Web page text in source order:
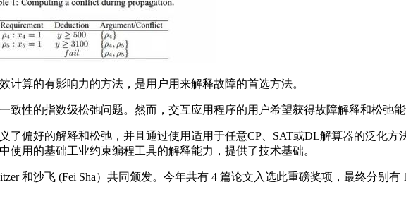
算的有影响力的方法，是用户用来解释故障的首选方法。
的指数级松弛问题。然而，交互应用程序的用户希望获得故障解释和松弛能
偏好的解释和松弛，并且通过使用适用于任意CP、SAT或DL解算器的泛化方
用的基础工业约束编程工具的解释能力，提供了技术基础。
和沙飞 (Fei Sha）共同颁发。今年共有 4 篇论文入选此重磅奖项，最终分别有